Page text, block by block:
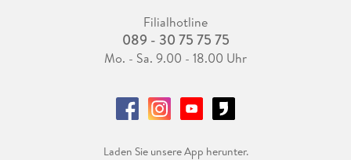
Filialhotline
089 - 30 75 75 75
Mo. - Sa. 9.00 - 18.00 Uhr
Laden Sie unsere App herunter.